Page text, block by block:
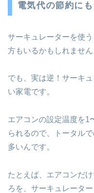
電気代の節約に
サーキュレーターを使
方もいるかもしれません
でも、実は逆！サーキ
い家電です。
エアコンの設定温度を1
られるので、トータル
多いんです。
たとえば、エアコンだ
ろを、サーキュレータ